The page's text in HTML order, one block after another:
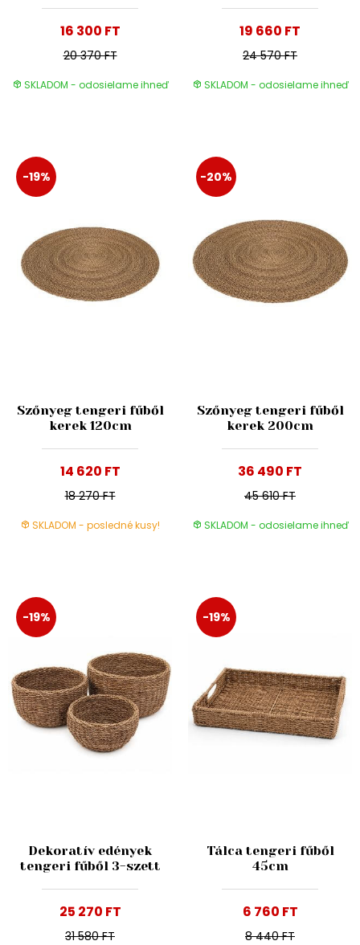
16 300 FT
20 370 FT
SKLADOM - odosielame ihneď
19 660 FT
24 570 FT
SKLADOM - odosielame ihneď
-19%
Szőnyeg tengeri fűből
kerek 120cm
14 620 FT
18 270 FT
SKLADOM - posledné kusy!
-20%
Szőnyeg tengeri fűből
kerek 200cm
36 490 FT
45 610 FT
SKLADOM - odosielame ihneď
-19%
Dekoratív edények
tengeri fűből 3-szett
25 270 FT
31 580 FT
-19%
Tálca tengeri fűből
45cm
6 760 FT
8 440 FT